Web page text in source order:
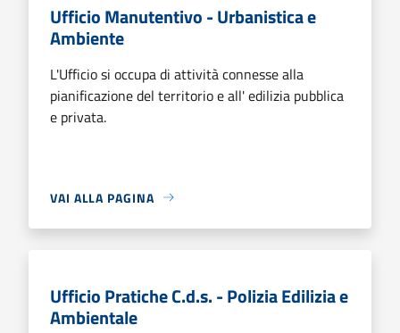
Ufficio Manutentivo - Urbanistica e
Ambiente
L'Ufficio si occupa di attività connesse alla
pianificazione del territorio e all' edilizia pubblica
e privata.
VAI ALLA PAGINA
Ufficio Pratiche C.d.s. - Polizia Edilizia e
Ambientale